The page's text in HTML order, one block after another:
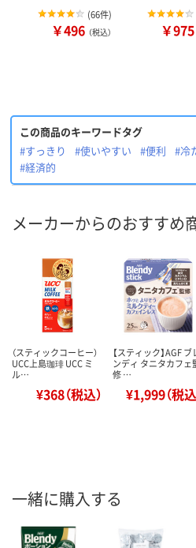
(66件)
￥496 （税込） ￥975
この商品のキーワードタグ
#すっきり
#使いやすい #便利 #冷
#経済的
メーカーからのおすすめ
（スティックコーヒー）
UCC上島珈琲 UCC ミ
ル…
¥368（税込）
【スティック】AGF ブ
ンディ タニタカフェ
修 …
¥1,999（税込
一緒に購入する